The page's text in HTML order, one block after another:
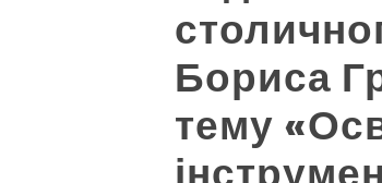
Бориса
тему